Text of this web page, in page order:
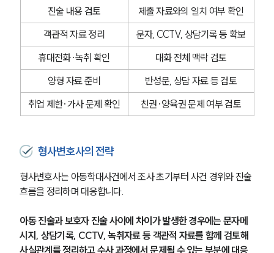
진술 내용 검토
제출 자료와의 일치 여부 확인
객관적 자료 정리
문자, CCTV, 상담기록 등 확보
휴대전화·녹취 확인
대화 전체 맥락 검토
양형 자료 준비
반성문, 상담 자료 등 검토
취업 제한·가사 문제 확인
친권·양육권 문제 여부 검토
형사변호사의 전략
형사변호사는 아동학대사건에서 조사 초기부터 사건 경위와 진술
흐름을 정리하며 대응합니다.
아동 진술과 보호자 진술 사이에 차이가 발생한 경우에는 문자메
시지, 상담기록, CCTV, 녹취자료 등 객관적 자료를 함께 검토해
사실관계를 정리하고 수사 과정에서 문제될 수 있는 부분에 대응